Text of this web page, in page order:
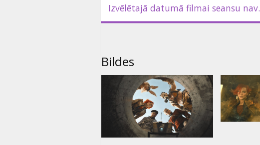
Izvēlētajā datumā filmai seansu nav.
Bildes